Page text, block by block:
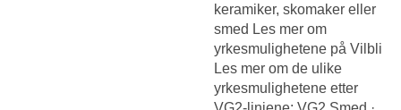
keramiker, skomaker eller
smed Les mer om
yrkesmulighetene på Vilbli
Les mer om de ulike
yrkesmulighetene etter